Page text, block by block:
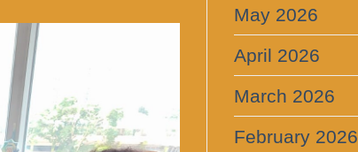
May 2026
April 2026
March 2026
February 2026